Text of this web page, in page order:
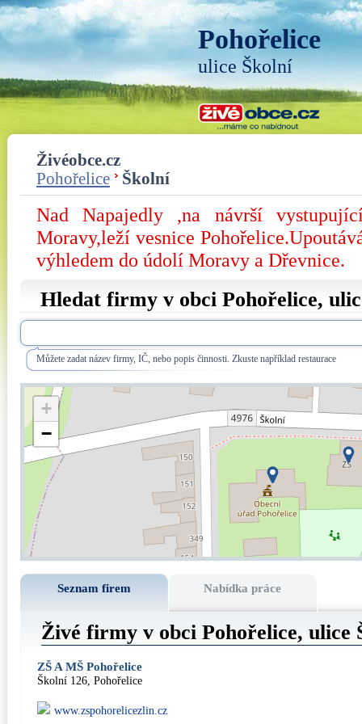
Pohořelice
ulice Školní
Živéobce.cz
Pohořelice
Školní
Nad Napajedly ,na návrší
Moravy,leží vesnice
výhledem do údolí Moravy a Dřevnice.
Hledat firmy v obci Pohořelice,
Můžete zadat název firmy, IČ, nebo popis činnosti. Zkuste například restaurace
+
−
Seznam firem Nabídka práce
Živé firmy v obci Pohořelice, ulice
ZŠ A MŠ Pohořelice
Školní 126, Pohořelice
www.zspohorelicezlin.cz